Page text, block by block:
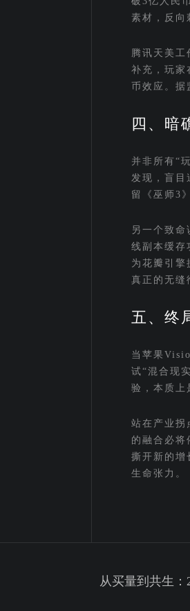
素材，反向
腾讯天美工
补充，玩家
币效应。据
四、暗
并非所有“
发现，盲目
留《巫师3
另一个致
线副本缓存
为花瓣引
真正的无缝
五、终
当苹果
试“混合现
验，本质上
站在产业拐
的融合必
撕开新的增
生命张力。
从买量到共生：